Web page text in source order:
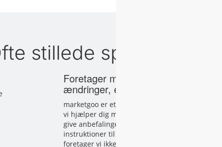
stillede spørgsmål
Foretager marketgoo de anbefalede
ændringer, eller gør jeg?
marketgoo er et gør-det-selv-værktøj, så selvom
vi hjælper dig med at analysere dit websted og
give anbefalinger, sammen med opgaver og
instruktioner til at optimere dit websted,
foretager vi ikke disse ændringer for dig.